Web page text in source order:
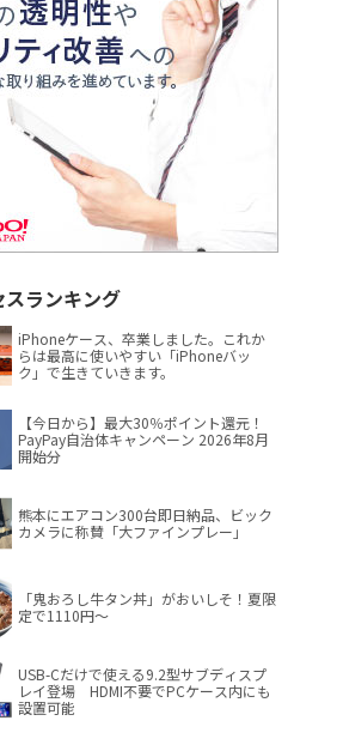
スランキング
iPhoneケース、卒業しました。これか
らは最高に使いやすい「iPhoneバッ
ク」で生きていきます。
【今日から】最大30％ポイント還元！
PayPay自治体キャンペーン 2026年8月
開始分
熊本にエアコン300台即日納品、ビック
カメラに称賛「大ファインプレー」
「鬼おろし牛タン丼」がおいしそ！夏限
定で1110円～
USB-Cだけで使える9.2型サブディスプ
レイ登場 HDMI不要でPCケース内にも
設置可能